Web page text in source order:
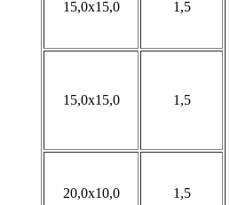
15,0x15,0 1,5
15,0x15,0 1,5
20,0x10,0 1,5